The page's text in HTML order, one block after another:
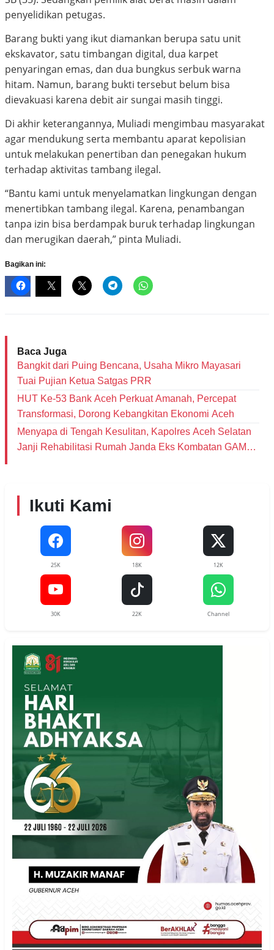
penyelidikan petugas.
Barang bukti yang ikut diamankan berupa satu unit
ekskavator, satu timbangan digital, dua karpet
penyaringan emas, dan dua bungkus serbuk warna
hitam. Namun, barang bukti tersebut belum bisa
dievakuasi karena debit air sungai masih tinggi.
Di akhir keterangannya, Muliadi mengimbau masyarakat
agar mendukung serta membantu aparat kepolisian
untuk melakukan penertiban dan penegakan hukum
terhadap aktivitas tambang ilegal.
“Bantu kami untuk menyelamatkan lingkungan dengan
menertibkan tambang ilegal. Karena, penambangan
tanpa izin bisa berdampak buruk terhadap lingkungan
dan merugikan daerah,” pinta Muliadi.
Bagikan ini:
Baca Juga
Bangkit dari Puing Bencana, Usaha Mikro Mayasari
Tuai Pujian Ketua Satgas PRR
HUT Ke-53 Bank Aceh Perkuat Amanah, Percepat
Transformasi, Dorong Kebangkitan Ekonomi Aceh
Menyapa di Tengah Kesulitan, Kapolres Aceh Selatan
Janji Rehabilitasi Rumah Janda Eks Kombatan GAM
Ikuti Kami
25K 18K 12K
30K 22K Channel